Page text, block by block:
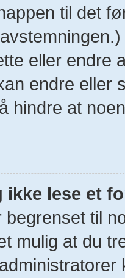
til det
eller endre
endre eller
hindre at
ikke lese et
begrenset til
mulig at du